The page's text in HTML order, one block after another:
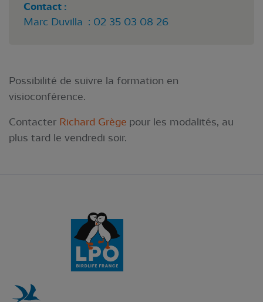
Contact :
Marc Duvilla : 02 35 03 08 26
Possibilité de suivre la formation en
visioconférence.
Contacter Richard Grège pour les modalités, au
plus tard le vendredi soir.